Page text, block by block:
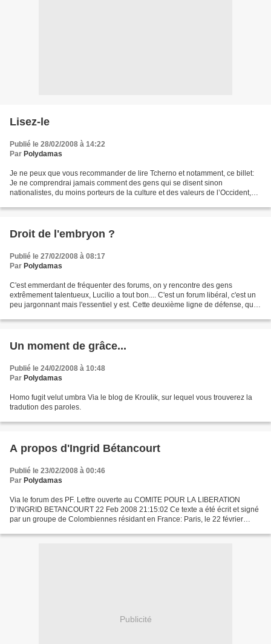
Lisez-le
Publié le 28/02/2008 à 14:22
Par Polydamas
Je ne peux que vous recommander de lire Tcherno et notamment, ce billet:
Je ne comprendrai jamais comment des gens qui se disent sinon
nationalistes, du moins porteurs de la culture et des valeurs de l’Occident,
Droit de l'embryon ?
Publié le 27/02/2008 à 08:17
Par Polydamas
C'est emmerdant de fréquenter des forums, on y rencontre des gens
extrêmement talentueux, Lucilio a tout bon.... C'est un forum libéral, c'est un
peu jargonnant mais l'essentiel y est. Cette deuxième ligne de défense, qui
Un moment de grâce...
Publié le 24/02/2008 à 10:48
Par Polydamas
Homo fugit velut umbra Via le blog de Kroulik, sur lequel vous trouverez la
tradution des paroles.
A propos d'Ingrid Bétancourt
Publié le 23/02/2008 à 00:46
Par Polydamas
Via le forum des PF. Lettre ouverte au COMITE POUR LA LIBERATION
D’INGRID BETANCOURT 22 Feb 2008 21:15:02 Ce texte a été écrit et signé
par un groupe de Colombiennes résidant en France: Paris, le 22 février
Publicité